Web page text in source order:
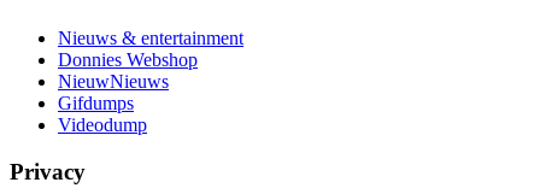
Nieuws & entertainment
Donnies Webshop
NieuwNieuws
Gifdumps
Videodump
Privacy